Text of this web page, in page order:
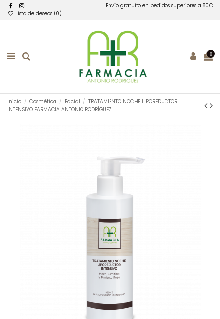
Envío gratuito en pedidos superiores a 80€
Lista de deseos (0 )
0
Inicio Cosmética Facial
TRATAMIENTO NOCHE LIPOREDUCTOR
INTENSIVO FARMACIA ANTONIO RODRÍGUEZ